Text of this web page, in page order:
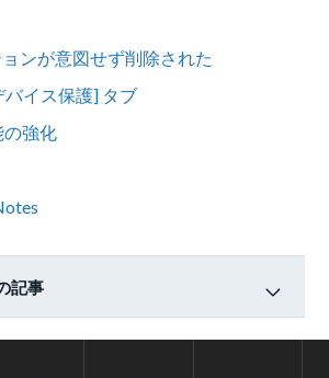
ンが意図せず削除された
バイス保護] タブ
の強化
記事